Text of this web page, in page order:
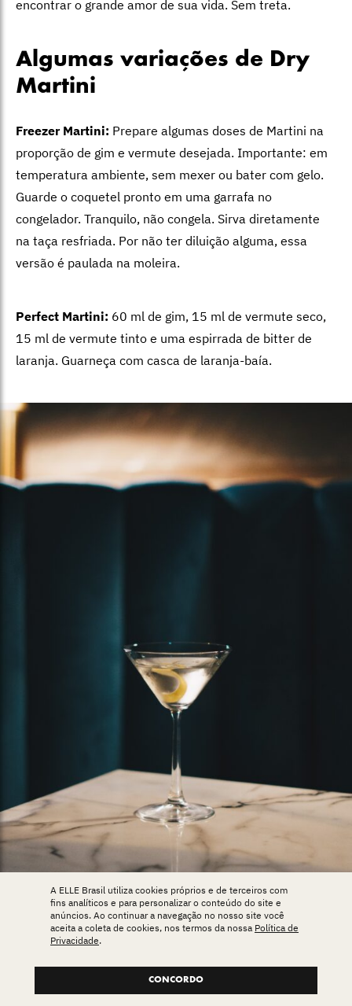
encontrar o grande amor de sua vida. Sem treta.
Algumas variações de Dry
Martini
Freezer Martini: Prepare algumas doses de Martini na
proporção de gim e vermute desejada. Importante: em
temperatura ambiente, sem mexer ou bater com gelo.
Guarde o coquetel pronto em uma garrafa no
congelador. Tranquilo, não congela. Sirva diretamente
na taça resfriada. Por não ter diluição alguma, essa
versão é paulada na moleira.
Perfect Martini: 60 ml de gim, 15 ml de vermute seco,
15 ml de vermute tinto e uma espirrada de bitter de
laranja. Guarneça com casca de laranja-baía.
Vesper Martini, imortalizado por James Bond.
A ELLE Brasil utiliza cookies próprios e de terceiros com
fins analíticos e para personalizar o conteúdo do site e
anúncios. Ao continuar a navegação no nosso site você
aceita a coleta de cookies, nos termos da nossa Política de
Privacidade.
CONCORDO